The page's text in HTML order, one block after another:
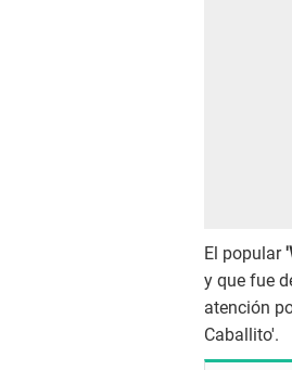
El popular
y que fue
atención
Caballito'.